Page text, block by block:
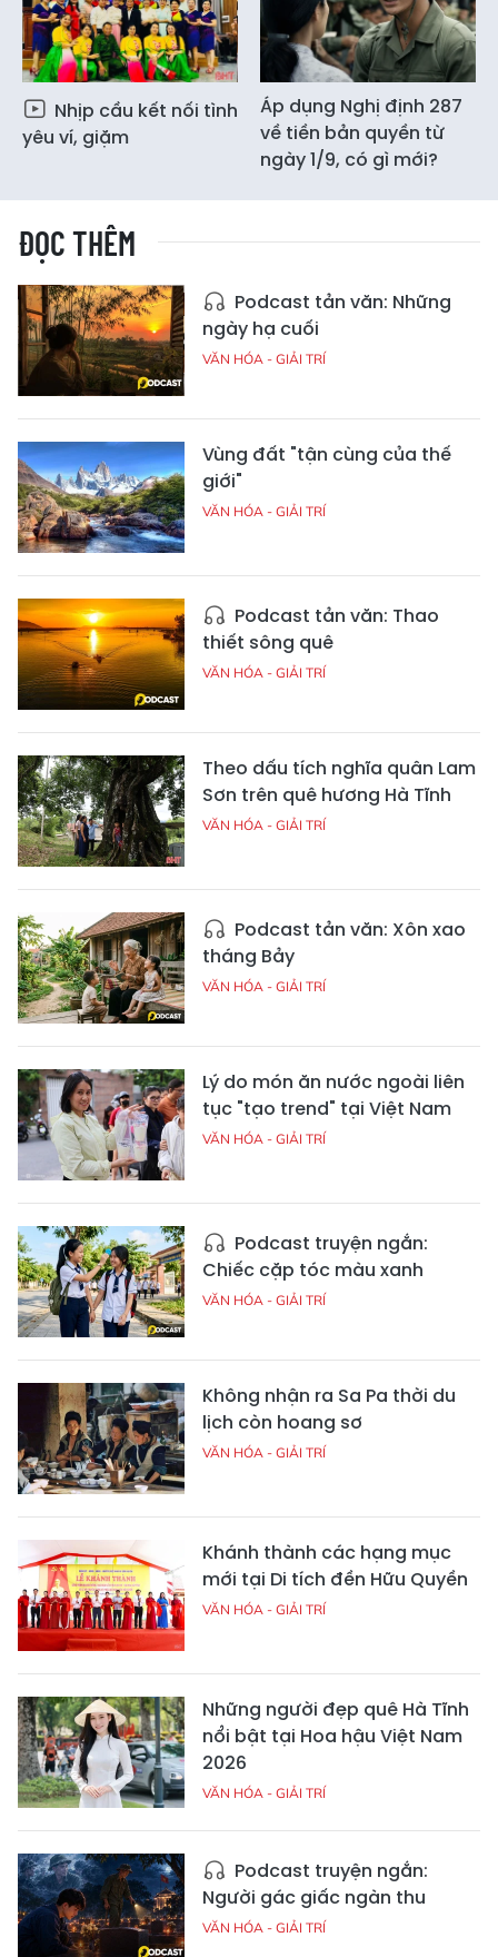
Nhịp cầu kết nối tình
yêu ví, giặm
Áp dụng Nghị định 287
về tiền bản quyền từ
ngày 1/9, có gì mới?
ĐỌC THÊM
Podcast tản văn: Những
ngày hạ cuối
VĂN HÓA - GIẢI TRÍ
Vùng đất "tận cùng của thế
giới"
VĂN HÓA - GIẢI TRÍ
Podcast tản văn: Thao
thiết sông quê
VĂN HÓA - GIẢI TRÍ
Theo dấu tích nghĩa quân Lam
Sơn trên quê hương Hà Tĩnh
VĂN HÓA - GIẢI TRÍ
Podcast tản văn: Xôn xao
tháng Bảy
VĂN HÓA - GIẢI TRÍ
Lý do món ăn nước ngoài liên
tục "tạo trend" tại Việt Nam
VĂN HÓA - GIẢI TRÍ
Podcast truyện ngắn:
Chiếc cặp tóc màu xanh
VĂN HÓA - GIẢI TRÍ
Không nhận ra Sa Pa thời du
lịch còn hoang sơ
VĂN HÓA - GIẢI TRÍ
Khánh thành các hạng mục
mới tại Di tích đền Hữu Quyền
VĂN HÓA - GIẢI TRÍ
Những người đẹp quê Hà Tĩnh
nổi bật tại Hoa hậu Việt Nam
2026
VĂN HÓA - GIẢI TRÍ
Podcast truyện ngắn:
Người gác giấc ngàn thu
VĂN HÓA - GIẢI TRÍ